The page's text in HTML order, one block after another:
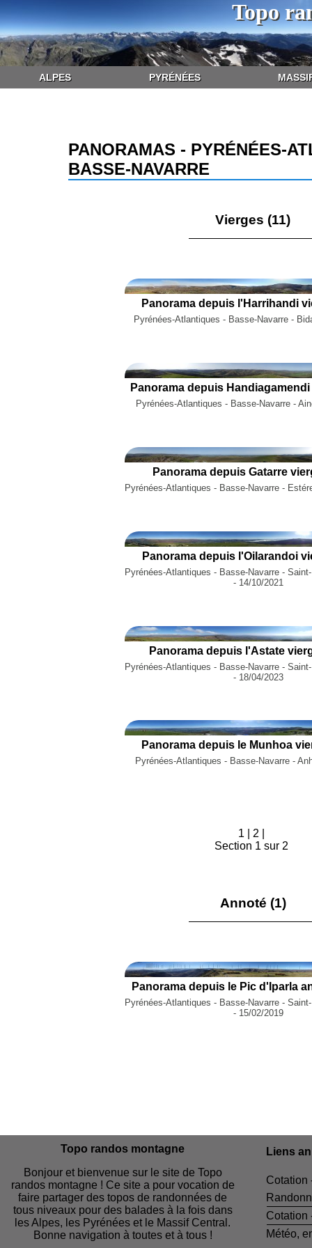
Topo
ALPES PYRÉNÉES
PANORAMAS - PYRÉNÉES-
BASSE-NAVARRE
Vierges (11)
Panorama depuis l'Harrihandi
Pyrénées-Atlantiques - Basse-Navarre -
Panorama depuis Handiagamendi
Pyrénées-Atlantiques - Basse-Navarre -
Panorama depuis Gatarre
Pyrénées-Atlantiques - Basse-Navarre -
Panorama depuis l'Oilarandoi
Pyrénées-Atlantiques - Basse-Navarre -
- 14/10/2021
Panorama depuis l'Astate
Pyrénées-Atlantiques - Basse-Navarre -
- 18/04/2023
Panorama depuis le Munhoa
Pyrénées-Atlantiques - Basse-Navarre -
1 2
Section 1 sur 2
Annoté (1)
Panorama depuis le Pic d'Iparla
Pyrénées-Atlantiques - Basse-Navarre -
- 15/02/2019
Topo randos montagne
Bonjour et bienvenue sur le site de Topo
randos montagne ! Ce site a pour vocation de
faire partager des topos de randonnées de
tous niveaux pour des balades à la fois dans
les Alpes, les Pyrénées et le Massif Central.
Bonne navigation à toutes et à tous !
Liens
Cotation
Cotation
Météo,